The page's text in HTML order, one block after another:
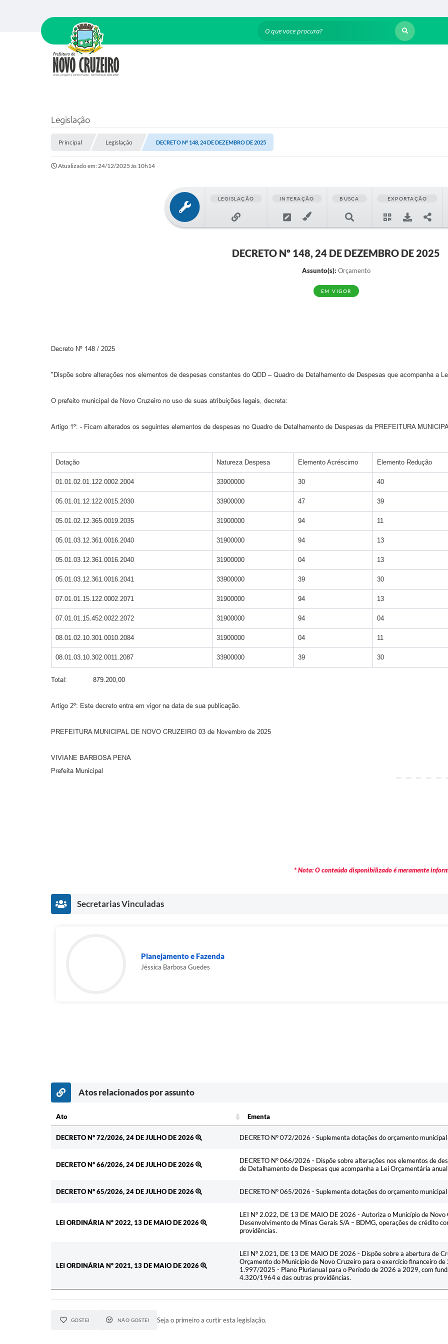
O que voce procura?
Legislação
Principal Legislação DECRETO Nº 148, 24 DE DEZEMBRO DE 2025
Atualizado em: 24/12/2025 às 10h14
LEGISLAÇÃO INTERAÇÃO BUSCA EXPORTAÇÃO
DECRETO Nº 148, 24 DE DEZEMBRO DE 2025
Assunto(s): Orçamento
EM VIGOR
Decreto Nº 148 / 2025
"Dispõe sobre alterações nos elementos de despesas constantes do QDD – Quadro de Detalhamento de Despesas que acompanha a
O prefeito municipal de Novo Cruzeiro no uso de suas atribuições legais, decreta:
Artigo 1º: - Ficam alterados os seguintes elementos de despesas no Quadro de Detalhamento de Despesas da PREFEITURA
Dotação Natureza Despesa Elemento Acréscimo Elemento Redução
01.01.02.01.122.0002.2004 33900000 30 40
05.01.01.12.122.0015.2030 33900000 47 39
05.01.02.12.365.0019.2035 31900000 94 11
05.01.03.12.361.0016.2040 31900000 94 13
05.01.03.12.361.0016.2040 31900000 04 13
05.01.03.12.361.0016.2041 33900000 39 30
07.01.01.15.122.0002.2071 31900000 94 13
07.01.01.15.452.0022.2072 31900000 94 04
08.01.02.10.301.0010.2084 31900000 04 11
08.01.03.10.302.0011.2087 33900000 39 30
Total: 879.200,00
Artigo 2º: Este decreto entra em vigor na data de sua publicação.
PREFEITURA MUNICIPAL DE NOVO CRUZEIRO 03 de Novembro de 2025
VIVIANE BARBOSA PENA
Prefeita Municipal
* Nota: O conteúdo disponibilizado é meramente
Secretarias Vinculadas
Planejamento e Fazenda
Jéssica Barbosa Guedes
Atos relacionados por assunto
Ato
Ementa
DECRETO Nº 72/2026, 24 DE JULHO DE 2026
DECRETO N° 072/2026 - Suplementa dotações do orçamento
DECRETO Nº 66/2026, 24 DE JULHO DE 2026
DECRETO N° 066/2026 - Dispõe sobre alterações nos elementos de
de Detalhamento de Despesas que acompanha a Lei Orçamentária
DECRETO Nº 65/2026, 24 DE JULHO DE 2026 DECRETO N° 065/2026 - Suplementa dotações do orçamento
LEI ORDINÁRIA Nº 2022, 13 DE MAIO DE 2026
LEI Nº 2.022, DE 13 DE MAIO DE 2026 - Autoriza o Município de Novo
Desenvolvimento de Minas Gerais S/A – BDMG, operações de crédito
providências.
LEI ORDINÁRIA Nº 2021, 13 DE MAIO DE 2026
LEI Nº 2.021, DE 13 DE MAIO DE 2026 - Dispõe sobre a abertura de
Orçamento do Município de Novo Cruzeiro para o exercício financeiro
1.997/2025 - Plano Plurianual para o Período de 2026 a 2029, com
4.320/1964 e das outras providências.
GOSTEI NÃO GOSTEI Seja o primeiro a curtir esta legislação.